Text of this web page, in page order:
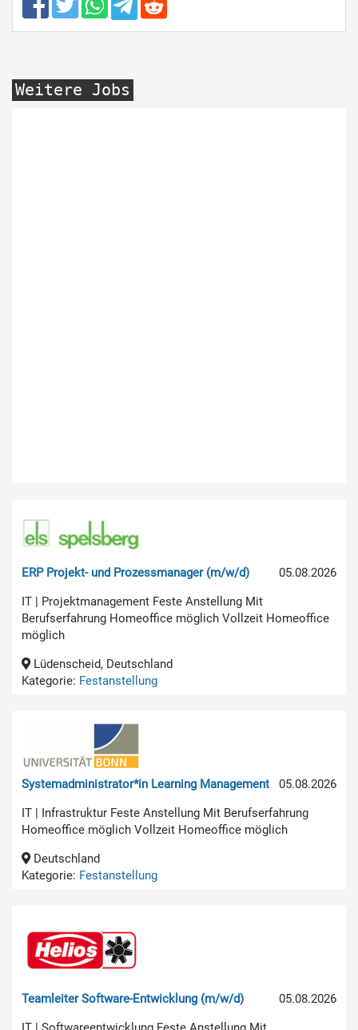
Weitere Jobs
05.08.2026
ERP Projekt- und Prozessmanager (m/w/d)
IT | Projektmanagement Feste Anstellung Mit
Berufserfahrung Homeoffice möglich Vollzeit Homeoffice
möglich
Lüdenscheid, Deutschland
Kategorie: Festanstellung
05.08.2026
Systemadministrator*in Learning Management
IT | Infrastruktur Feste Anstellung Mit Berufserfahrung
Homeoffice möglich Vollzeit Homeoffice möglich
Deutschland
Kategorie: Festanstellung
05.08.2026
Teamleiter Software-Entwicklung (m/w/d)